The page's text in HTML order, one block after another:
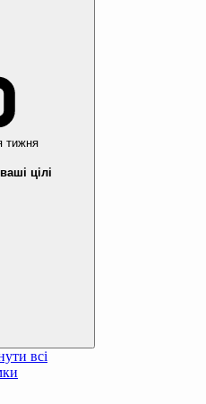
тижня
цілі
всі